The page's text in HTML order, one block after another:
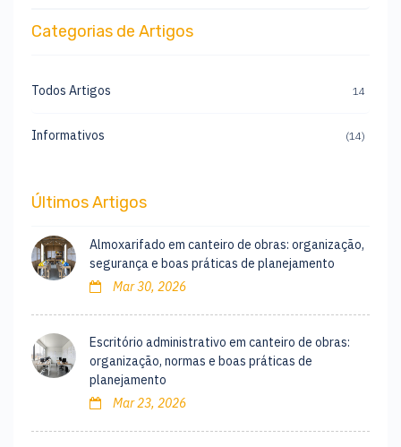
Categorias de Artigos
Todos Artigos 14
Informativos (14)
Últimos Artigos
Almoxarifado em canteiro de obras: organização,
segurança e boas práticas de planejamento
Mar 30, 2026
Escritório administrativo em canteiro de obras:
organização, normas e boas práticas de
planejamento
Mar 23, 2026